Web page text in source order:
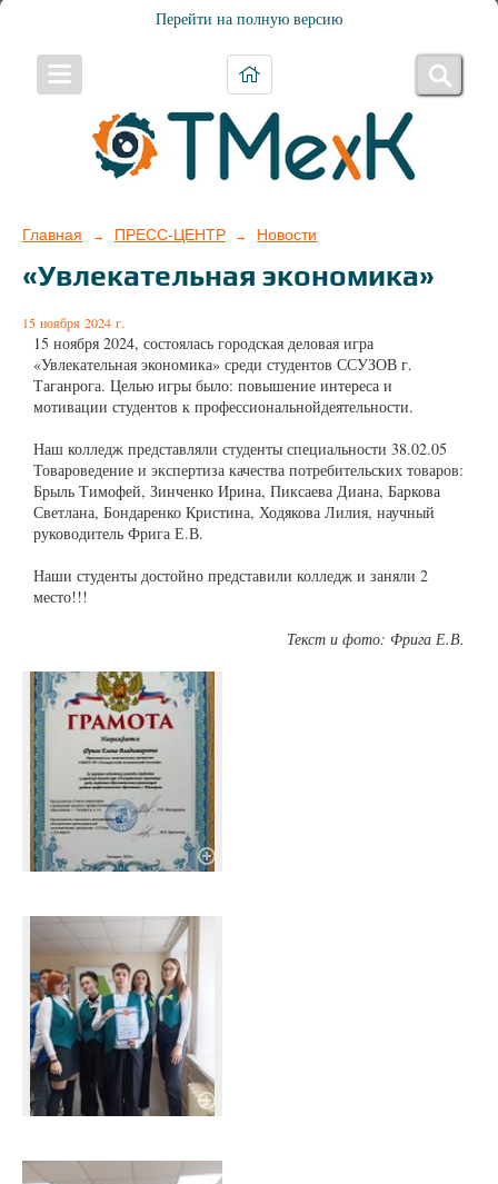
Перейти на полную версию
Главная → ПРЕСС-ЦЕНТР → Новости
«Увлекательная экономика»
15 ноября 2024 г.
15 ноября 2024, состоялась городская деловая игра
«Увлекательная экономика» среди студентов ССУЗОВ г.
Таганрога. Целью игры было: повышение интереса и
мотивации студентов к профессиональнойдеятельности.
Наш колледж представляли студенты специальности 38.02.05
Товароведение и экспертиза качества потребительских товаров:
Брыль Тимофей, Зинченко Ирина, Пиксаева Диана, Баркова
Светлана, Бондаренко Кристина, Ходякова Лилия, научный
руководитель Фрига Е.В.
Наши студенты достойно представили колледж и заняли 2
место!!!
Текст и фото: Фрига Е.В.